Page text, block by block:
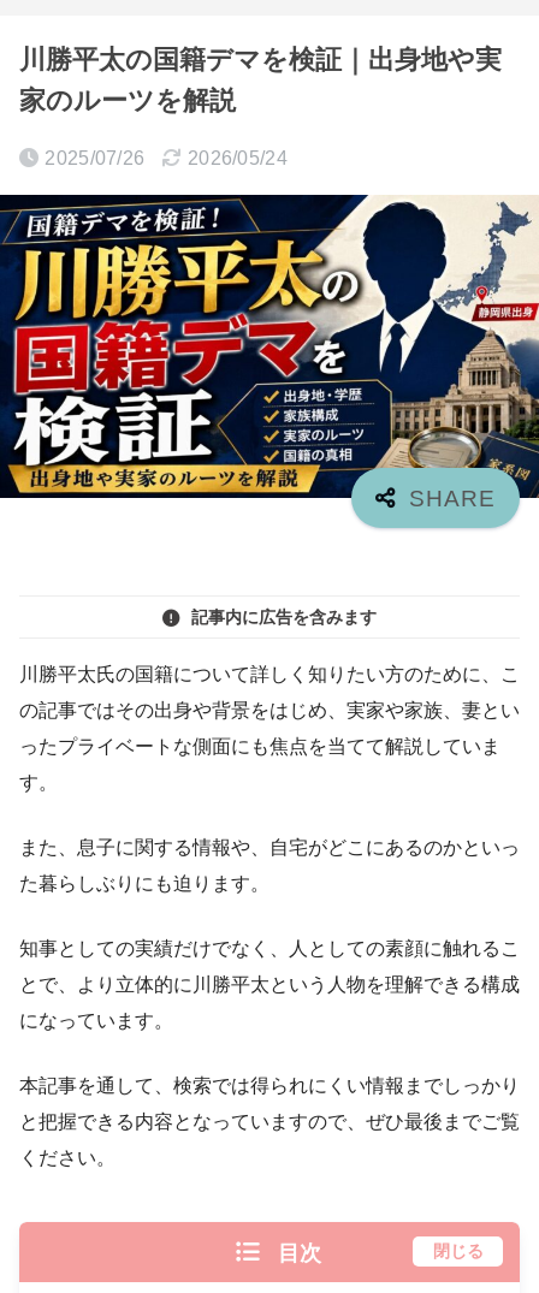
川勝平太の国籍デマを検証｜出身地や実
家のルーツを解説
2025/07/26 2026/05/24
記事内に広告を含みます
川勝平太氏の国籍について詳しく知りたい方のために、こ
の記事ではその出身や背景をはじめ、実家や家族、妻とい
ったプライベートな側面にも焦点を当てて解説していま
す。
また、息子に関する情報や、自宅がどこにあるのかといっ
た暮らしぶりにも迫ります。
知事としての実績だけでなく、人としての素顔に触れるこ
とで、より立体的に川勝平太という人物を理解できる構成
になっています。
本記事を通して、検索では得られにくい情報までしっかり
と把握できる内容となっていますので、ぜひ最後までご覧
ください。
目次 閉じる